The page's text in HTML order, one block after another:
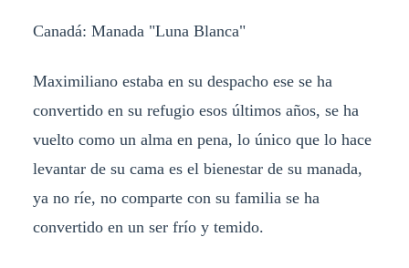
Canadá: Manada "Luna Blanca"
Maximiliano estaba en su despacho ese se ha
convertido en su refugio esos últimos años, se ha
vuelto como un alma en pena, lo único que lo hace
levantar de su cama es el bienestar de su manada,
ya no ríe, no comparte con su familia se ha
convertido en un ser frío y temido.